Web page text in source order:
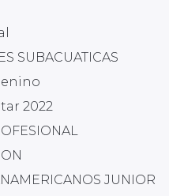
SUBACUATICAS
2022
JUNIOR